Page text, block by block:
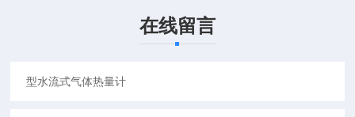
在线留言